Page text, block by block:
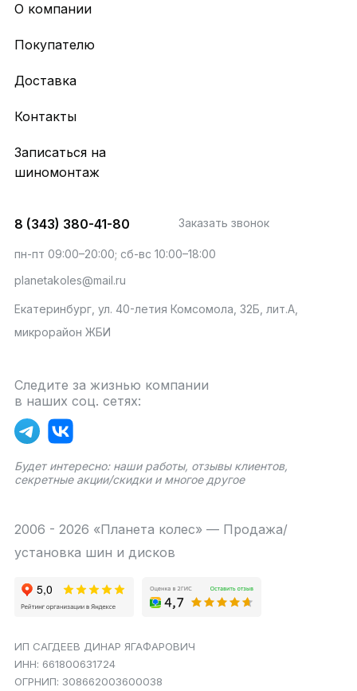
О компании
Покупателю
Доставка
Контакты
Записаться на
шиномонтаж
8 (343) 380-41-80 Заказать звонок
пн-пт 09:00–20:00; сб-вс 10:00–18:00
planetakoles@mail.ru
Екатеринбург, ул. 40-летия Комсомола, 32Б, лит.А,
микрорайон ЖБИ
Следите за жизнью компании
в наших соц. сетях:
Будет интересно: наши работы, отзывы клиентов,
секретные акции/скидки и многое другое
2006 - 2026 «Планета колес» — Продажа/
установка шин и дисков
ИП САГДЕЕВ ДИНАР ЯГАФАРОВИЧ
ИНН: 661800631724
ОГРНИП: 308662003600038